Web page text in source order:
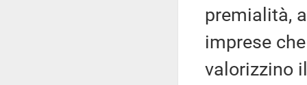
premialità,
imprese
valorizzino